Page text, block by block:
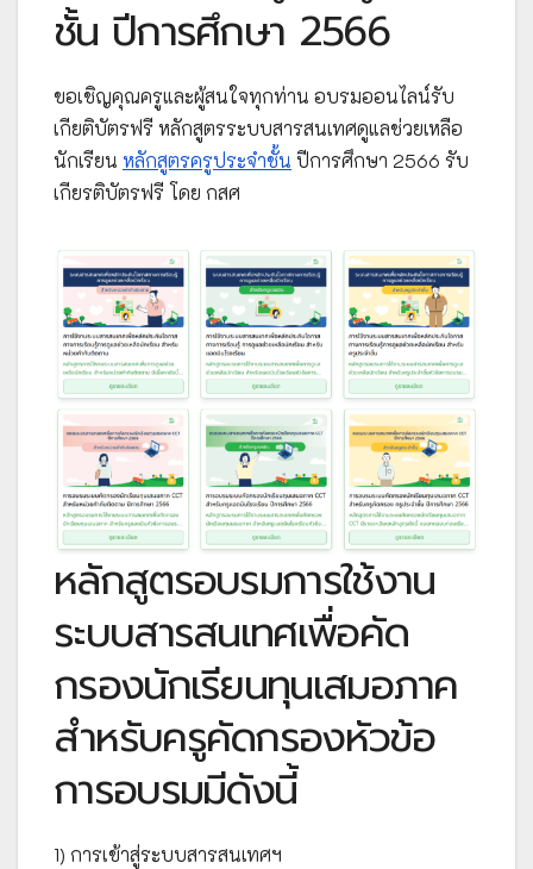
ชั้น ปีการศึกษา 2566
ขอเชิญคุณครูและผู้สนใจทุกท่าน อบรมออนไลน์รับ
เกียติบัตรฟรี หลักสูตรระบบสารสนเทศดูแลช่วยเหลือ
นักเรียน หลักสูตรครูประจำชั้น ปีการศึกษา 2566 รับ
เกียรติบัตรฟรี โดย กสศ
หลักสูตรอบรมการใช้งาน
ระบบสารสนเทศเพื่อคัด
กรองนักเรียนทุนเสมอภาค
สำหรับครูคัดกรองหัวข้อ
การอบรมมีดังนี้
1) การเข้าสู่ระบบสารสนเทศฯ